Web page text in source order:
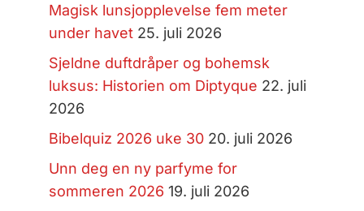
Magisk lunsjopplevelse fem meter
under havet 25. juli 2026
Sjeldne duftdråper og bohemsk
luksus: Historien om Diptyque 22. juli
2026
Bibelquiz 2026 uke 30 20. juli 2026
Unn deg en ny parfyme for
sommeren 2026 19. juli 2026